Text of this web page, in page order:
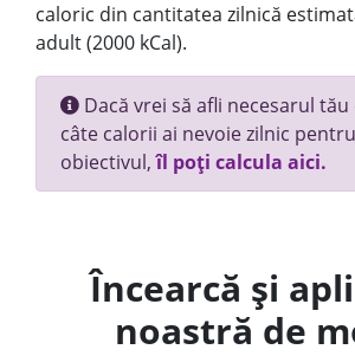
caloric din cantitatea zilnică
adult (2000 kCal).
Dacă vrei să afli necesarul
câte calorii ai nevoie zilnic
obiectivul,îl poți calcula aici.
Încearcă și
noastră de